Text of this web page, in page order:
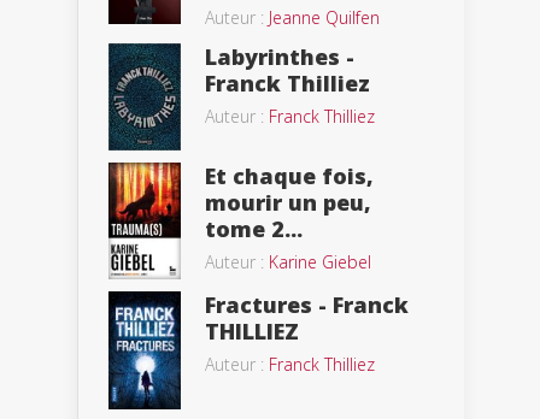
Auteur : Jeanne Quilfen
Labyrinthes -
Franck Thilliez
Auteur : Franck Thilliez
Et chaque fois,
mourir un peu,
tome 2...
Auteur : Karine Giebel
Fractures - Franck
THILLIEZ
Auteur : Franck Thilliez